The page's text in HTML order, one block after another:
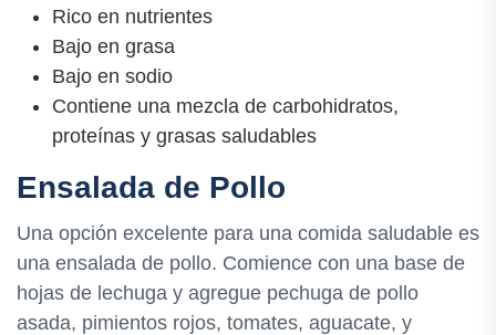
Rico en nutrientes
Bajo en grasa
Bajo en sodio
Contiene una mezcla de carbohidratos,
proteínas y grasas saludables
Ensalada de Pollo
Una opción excelente para una comida saludable es
una ensalada de pollo. Comience con una base de
hojas de lechuga y agregue pechuga de pollo
asada, pimientos rojos, tomates, aguacate, y